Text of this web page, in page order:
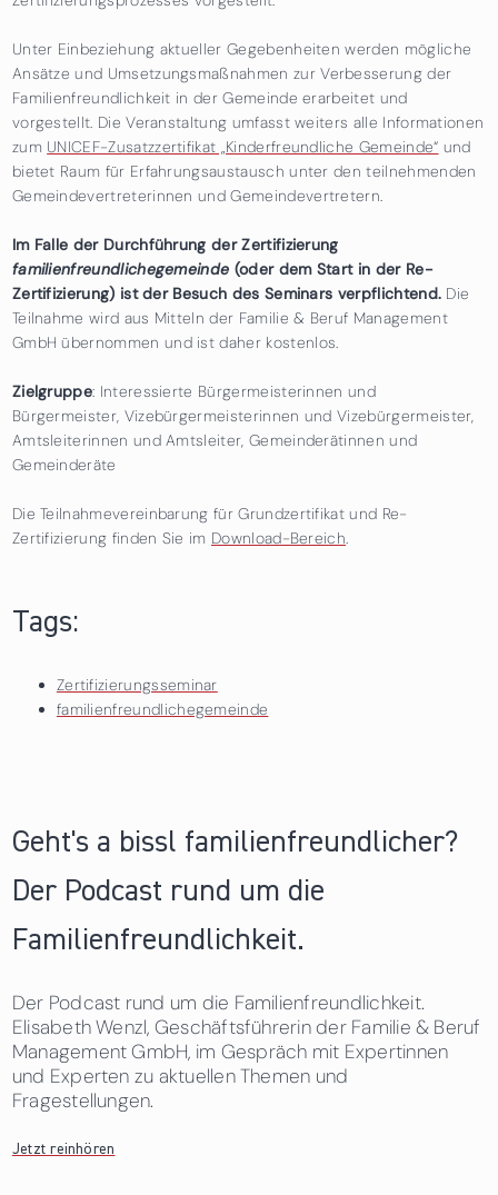
Unter Einbeziehung aktueller Gegebenheiten werden mögliche
Ansätze und Umsetzungsmaßnahmen zur Verbesserung der
Familienfreundlichkeit in der Gemeinde erarbeitet und
vorgestellt. Die Veranstaltung umfasst weiters alle Informationen
zum UNICEF-Zusatzzertifikat „Kinderfreundliche Gemeinde“ und
bietet Raum für Erfahrungsaustausch unter den teilnehmenden
Gemeindevertreterinnen und Gemeindevertretern.
Im Falle der Durchführung der Zertifizierung
familienfreundlichegemeinde (oder dem Start in der Re-
Zertifizierung) ist der Besuch des Seminars verpflichtend. Die
Teilnahme wird aus Mitteln der Familie & Beruf Management
GmbH übernommen und ist daher kostenlos.
Zielgruppe: Interessierte Bürgermeisterinnen und
Bürgermeister, Vizebürgermeisterinnen und Vizebürgermeister,
Amtsleiterinnen und Amtsleiter, Gemeinderätinnen und
Gemeinderäte
Die Teilnahmevereinbarung für Grundzertifikat und Re-
Zertifizierung finden Sie im Download-Bereich.
Tags:
Zertifizierungsseminar
familienfreundlichegemeinde
Geht's a bissl familienfreundlicher?
Der Podcast rund um die
Familienfreundlichkeit.
Der Podcast rund um die Familienfreundlichkeit.
Elisabeth Wenzl, Geschäftsführerin der Familie & Beruf
Management GmbH, im Gespräch mit Expertinnen
und Experten zu aktuellen Themen und
Fragestellungen.
Jetzt reinhören